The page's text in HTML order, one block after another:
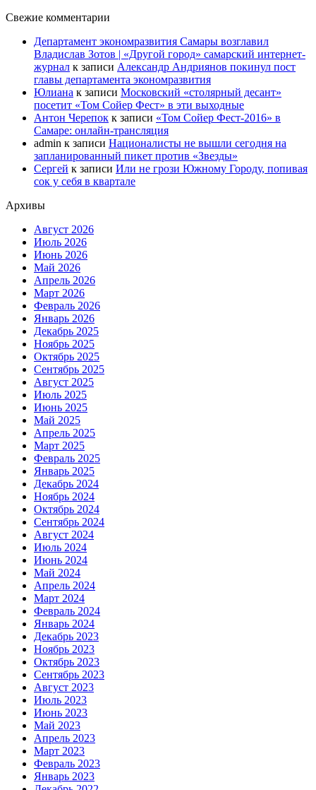
Свежие комментарии
Департамент экономразвития Самары возглавил
Владислав Зотов | «Другой город» самарский интернет-
журнал к записи Александр Андриянов покинул пост
главы департамента экономразвития
Юлиана к записи Московский «столярный десант»
посетит «Том Сойер Фест» в эти выходные
Антон Черепок к записи «Том Сойер Фест-2016» в
Самаре: онлайн-трансляция
admin к записи Националисты не вышли сегодня на
запланированный пикет против «Звезды»
Сергей к записи Или не грози Южному Городу, попивая
сок у себя в квартале
Архивы
Август 2026
Июль 2026
Июнь 2026
Май 2026
Апрель 2026
Март 2026
Февраль 2026
Январь 2026
Декабрь 2025
Ноябрь 2025
Октябрь 2025
Сентябрь 2025
Август 2025
Июль 2025
Июнь 2025
Май 2025
Апрель 2025
Март 2025
Февраль 2025
Январь 2025
Декабрь 2024
Ноябрь 2024
Октябрь 2024
Сентябрь 2024
Август 2024
Июль 2024
Июнь 2024
Май 2024
Апрель 2024
Март 2024
Февраль 2024
Январь 2024
Декабрь 2023
Ноябрь 2023
Октябрь 2023
Сентябрь 2023
Август 2023
Июль 2023
Июнь 2023
Май 2023
Апрель 2023
Март 2023
Февраль 2023
Январь 2023